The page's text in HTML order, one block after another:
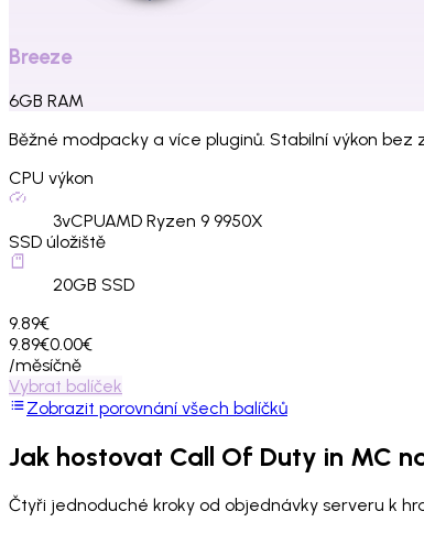
Breeze
6GB RAM
Běžné modpacky a více pluginů. Stabilní výkon bez
CPU výkon
3vCPUAMD Ryzen 9 9950X
SSD úložiště
20GB SSD
9.89€
9.89€0.00€
/měsíčně
Vybrat balíček
Zobrazit porovnání všech balíčků
Jak hostovat Call Of Duty in MC
Čtyři jednoduché kroky od objednávky serveru k